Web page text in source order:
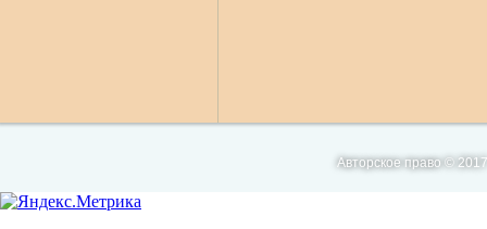
Авторское право ©